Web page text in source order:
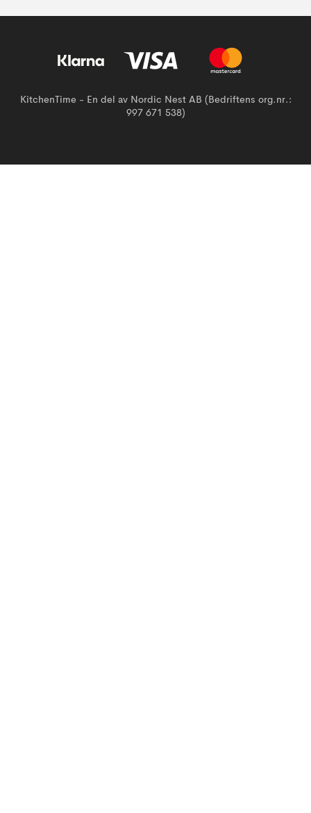
KitchenTime - En del av Nordic Nest AB (Bedriftens org.nr.:
997 671 538)